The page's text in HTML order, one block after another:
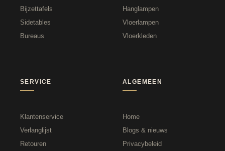
Bijzettafels
Sidetables
Bureaus
Hanglampen
Vloerlampen
Vloerkleden
SERVICE
Klantenservice
Verlanglijst
Retouren
ALGEMEEN
Home
Blogs & nieuws
Privacybeleid